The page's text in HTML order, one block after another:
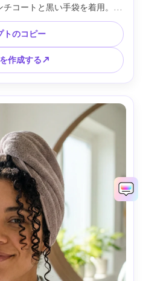
コートと黒い手袋を着用。ス
。ベネチアンブラインドシャ
控えめな照明。85mmレンズの
トなフレーミング、4分の3の角
、リアルな肌質感、鮮明なデ
--ar 4:5
トのコピー
作成する↗